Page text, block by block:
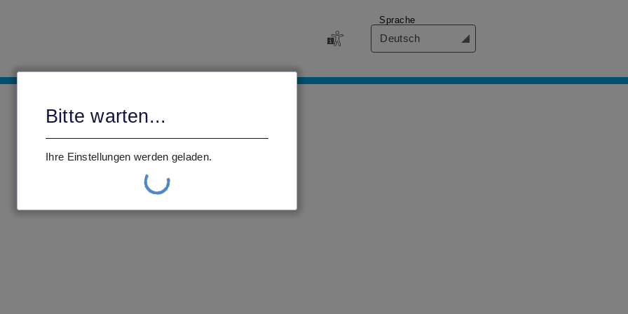
Bitte warten...
Ihre Einstellungen werden geladen.
Deutsch
Sprache